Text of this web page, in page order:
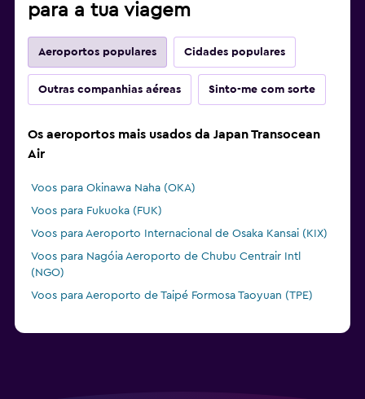
para a tua viagem
Aeroportos populares Cidades populares
Outras companhias aéreas Sinto-me com sorte
Os aeroportos mais usados da Japan Transocean
Air
Voos para Okinawa Naha (OKA)
Voos para Fukuoka (FUK)
Voos para Aeroporto Internacional de Osaka Kansai (KIX)
Voos para Nagóia Aeroporto de Chubu Centrair Intl
(NGO)
Voos para Aeroporto de Taipé Formosa Taoyuan (TPE)